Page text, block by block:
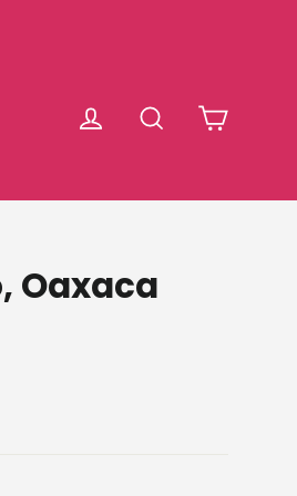
IngresarBuscar
Oaxaca